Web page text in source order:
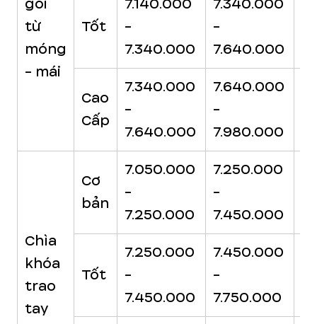
từ
móng
- mái
Tốt
-
7.340.000
-
7.640.000
Cao
Cấp
7.340.000
-
7.640.000
7.640.000
-
7.980.000
Chìa
khóa
trao
tay
Cơ
bản
7.050.000
-
7.250.000
7.250.000
-
7.450.000
Tốt
7.250.000
-
7.450.000
7.450.000
-
7.750.000